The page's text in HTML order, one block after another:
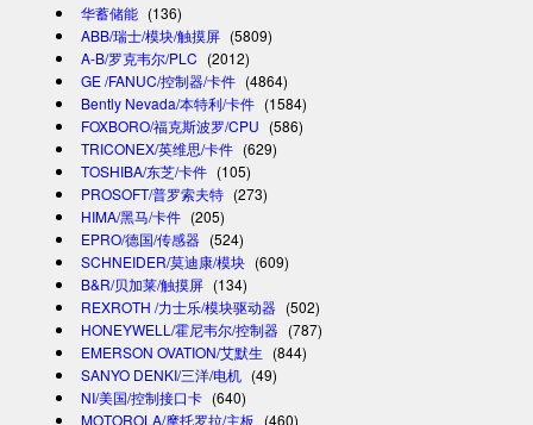
华蓄储能 (136)
ABB/瑞士/模块/触摸屏 (5809)
A-B/罗克韦尔/PLC (2012)
GE /FANUC/控制器/卡件 (4864)
Bently Nevada/本特利/卡件 (1584)
FOXBORO/福克斯波罗/CPU (586)
TRICONEX/英维思/卡件 (629)
TOSHIBA/东芝/卡件 (105)
PROSOFT/普罗索夫特 (273)
HIMA/黑马/卡件 (205)
EPRO/德国/传感器 (524)
SCHNEIDER/莫迪康/模块 (609)
B&R/贝加莱/触摸屏 (134)
REXROTH /力士乐/模块驱动器 (502)
HONEYWELL/霍尼韦尔/控制器 (787)
EMERSON OVATION/艾默生 (844)
SANYO DENKI/三洋/电机 (49)
NI/美国/控制接口卡 (640)
MOTOROLA/摩托罗拉/主板 (460)